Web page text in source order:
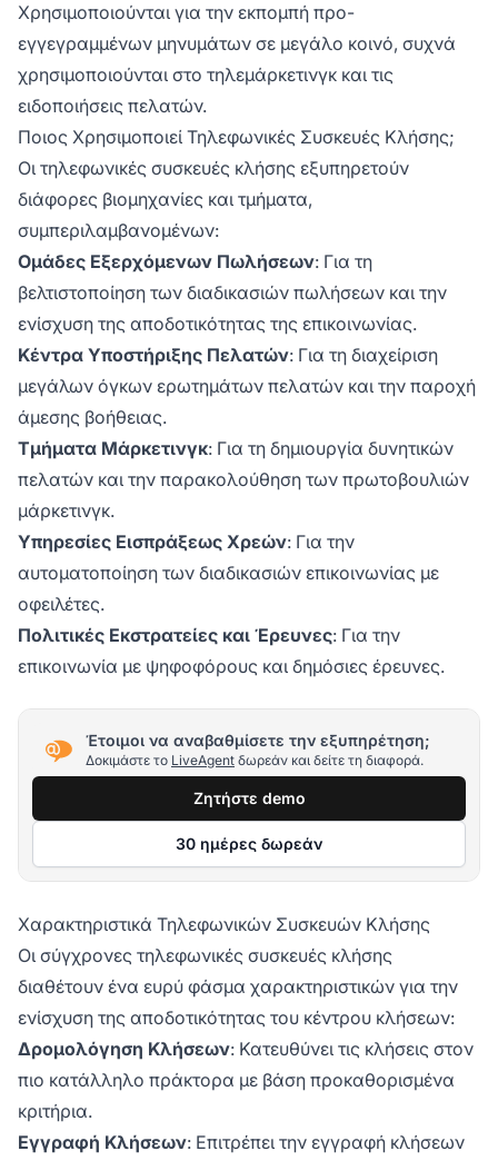
Χρησιμοποιούνται για την εκπομπή προ-
εγγεγραμμένων μηνυμάτων σε μεγάλο κοινό, συχνά
χρησιμοποιούνται στο τηλεμάρκετινγκ και τις
ειδοποιήσεις πελατών.
Ποιος Χρησιμοποιεί Τηλεφωνικές Συσκευές Κλήσης;
Οι τηλεφωνικές συσκευές κλήσης εξυπηρετούν
διάφορες βιομηχανίες και τμήματα,
συμπεριλαμβανομένων:
Ομάδες Εξερχόμενων Πωλήσεων: Για τη
βελτιστοποίηση των διαδικασιών πωλήσεων και την
ενίσχυση της αποδοτικότητας της επικοινωνίας.
Κέντρα Υποστήριξης Πελατών: Για τη διαχείριση
μεγάλων όγκων ερωτημάτων πελατών και την παροχή
άμεσης βοήθειας.
Τμήματα Μάρκετινγκ: Για τη δημιουργία δυνητικών
πελατών και την παρακολούθηση των πρωτοβουλιών
μάρκετινγκ.
Υπηρεσίες Εισπράξεως Χρεών: Για την
αυτοματοποίηση των διαδικασιών επικοινωνίας με
οφειλέτες.
Πολιτικές Εκστρατείες και Έρευνες: Για την
επικοινωνία με ψηφοφόρους και δημόσιες έρευνες.
Έτοιμοι να αναβαθμίσετε την εξυπηρέτηση;
Δοκιμάστε το LiveAgent δωρεάν και δείτε τη διαφορά.
Ζητήστε demo
30 ημέρες δωρεάν
Χαρακτηριστικά Τηλεφωνικών Συσκευών Κλήσης
Οι σύγχρονες τηλεφωνικές συσκευές κλήσης
διαθέτουν ένα ευρύ φάσμα χαρακτηριστικών για την
ενίσχυση της αποδοτικότητας του κέντρου κλήσεων:
Δρομολόγηση Κλήσεων: Κατευθύνει τις κλήσεις στον
πιο κατάλληλο πράκτορα με βάση προκαθορισμένα
κριτήρια.
Εγγραφή Κλήσεων: Επιτρέπει την εγγραφή κλήσεων